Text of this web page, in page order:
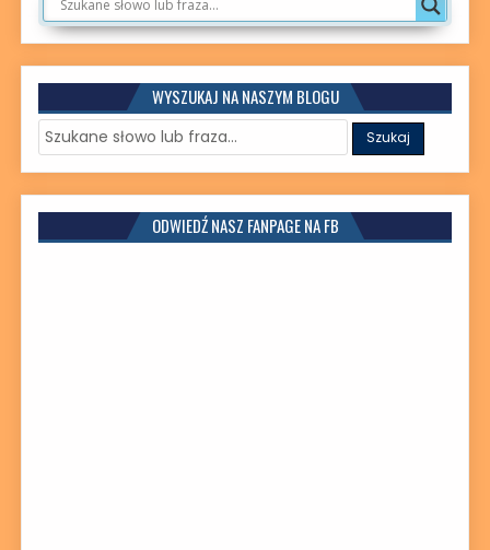
WYSZUKAJ NA NASZYM BLOGU
ODWIEDŹ NASZ FANPAGE NA FB